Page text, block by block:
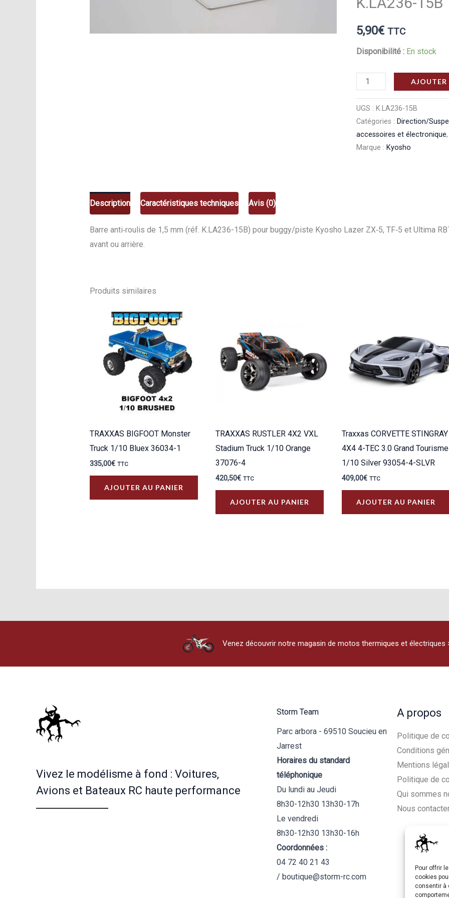
Pour offrir
cookies
consentir à
5,90€ TTC
Disponibilité : En stock
quantité
Kyosho
Barre
anti‑roulis
1,5
K.LA236-
AJOUTER
UGS : K.LA236-15B
Catégories : Direction/
accessoires et électronique
Marque : Kyosho
Description Caractéristiques techniques Avis (0)
Barre anti‑roulis de 1,5 mm (réf. K.LA236-15B) pour buggy/piste Kyosho Lazer ZX‑5, TF‑5 et Ultima
avant ou arrière.
Produits similaires
TRAXXAS BIGFOOT Monster
Truck 1/10 Bluex 36034-1
335,00€ TTC
AJOUTER AU PANIER
TRAXXAS RUSTLER 4X2 VXL
Stadium Truck 1/10 Orange
37076-4
420,50€ TTC
AJOUTER AU PANIER
Traxxas CORVETTE STINGRAY
4X4 4-TEC 3.0 Grand Tourisme
1/10 Silver 93054-4-SLVR
409,00€ TTC
AJOUTER AU PANIER
Venez découvrir notre magasin de motos thermiques et électriques
Vivez le modélisme à fond : Voitures,
Avions et Bateaux RC haute performance
Storm Team
Parc arbora - 69510 Soucieu en
Jarrest
Horaires du standard
téléphonique
Du lundi au Jeudi
8h30-12h30 13h30-17h
Le vendredi
8h30-12h30 13h30-16h
Coordonnées :
04 72 40 21 43
/ boutique@storm-rc.com
A propos
Politique de
Conditions
Mentions
Politique de
Qui sommes
Nous